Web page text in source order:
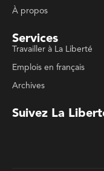
Emplois en français
Suivez La Liberté